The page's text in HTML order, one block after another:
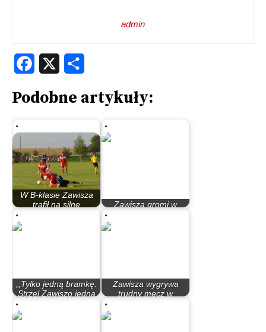
admin
Facebook
Podobne artykuły:
W B-klasie Zawisza
trafił na silne
Zawisza gromi w
,,Tylko jedną bramkę.
Strzel Zawiszo jedną
Zawisza wygrywa
trudny mecz w